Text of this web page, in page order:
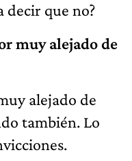
decir que no?
muy alejado de
alejado de
también. Lo